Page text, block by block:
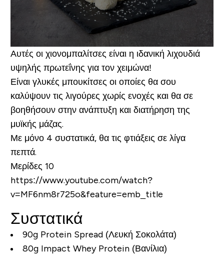
Αυτές οι χιονομπαλίτσες είναι η ιδανική λιχουδιά
υψηλής πρωτεΐνης για τον χειμώνα!
Είναι γλυκές μπουκίτσες οι οποίες θα σου
καλύψουν τις λιγούρες χωρίς ενοχές και θα σε
βοηθήσουν στην ανάπτυξη και διατήρηση της
μυϊκής μάζας.
Με μόνο 4 συστατικά, θα τις φτιάξεις σε λίγα
πεπτά.
Μερίδες 10
https://www.youtube.com/watch?
v=MF6nm8r725o&feature=emb_title
Συστατικά
90g Protein Spread (Λευκή Σοκολάτα)
80g Impact Whey Protein (Βανίλια)